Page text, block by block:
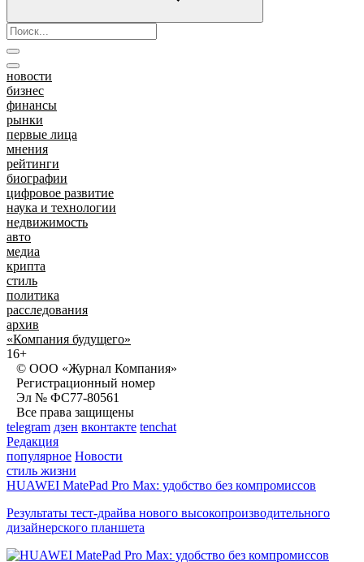
новости
бизнес
финансы
рынки
первые лица
мнения
рейтинги
биографии
цифровое развитие
наука и технологии
недвижимость
авто
медиа
крипта
стиль
политика
расследования
архив
«Компания будущего»
16+
© ООО «Журнал Компания»
Регистрационный номер
Эл № ФС77-80561
Все права защищены
telegram дзен вконтакте tenchat
Редакция
популярное Новости
стиль жизни
HUAWEI MatePad Pro Max: удобство без компромиссов
Результаты тест-драйва нового высокопроизводительного
дизайнерского планшета